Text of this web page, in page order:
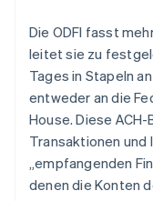
Die ODFI fasst
leitet sie zu
Tages in Stapeln
entweder an die
House. Diese
Transaktionen
„empfangenden
denen die Konten